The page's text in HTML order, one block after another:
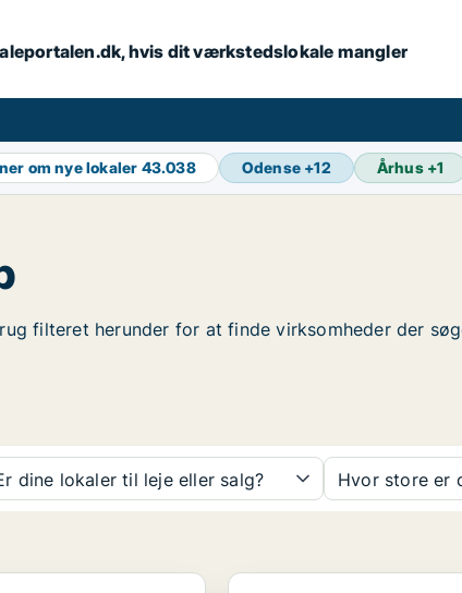
hvis dit værkstedslokale mangler
om nye lokaler 43.038 Odense +12 Århus+1
filteret herunder for at finde virksomheder der
dine lokaler til leje eller salg? Hvor store er